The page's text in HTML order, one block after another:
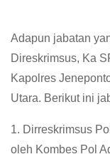
Adapun jabatan
Direskrimsus, Ka
Kapolres
Utara. Berikut ini
1. Dirreskrimsus
oleh Kombes Pol